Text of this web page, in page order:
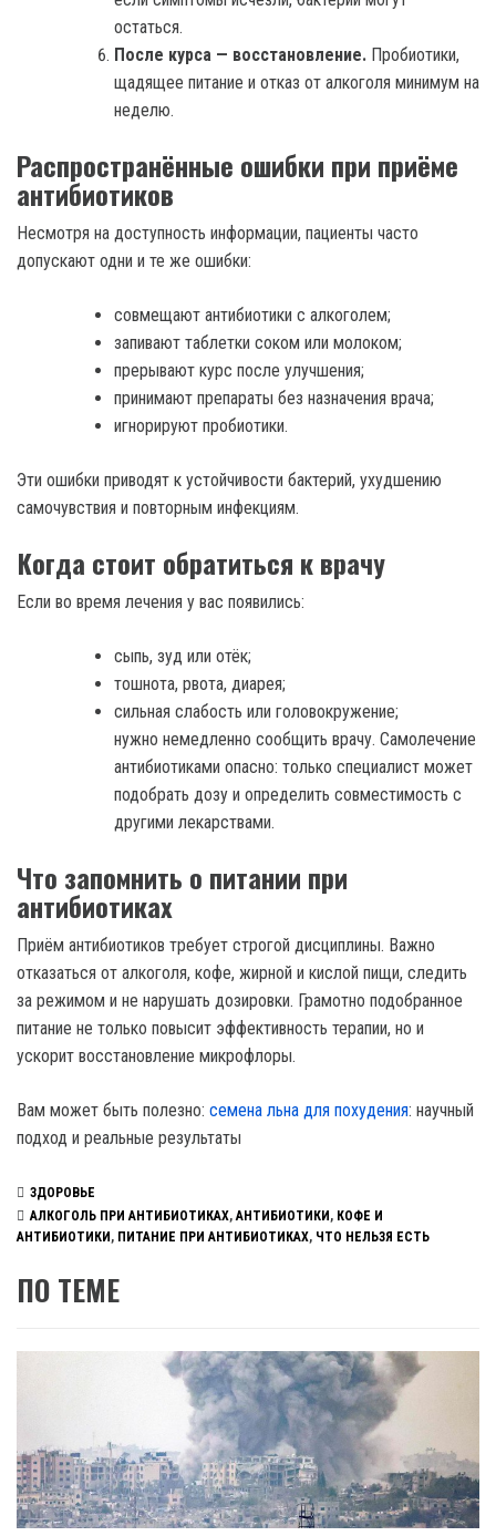
остаться.
После курса — восстановление. Пробиотики,
щадящее питание и отказ от алкоголя минимум на
неделю.
Распространённые ошибки при приёме
антибиотиков
Несмотря на доступность информации, пациенты часто
допускают одни и те же ошибки:
совмещают антибиотики с алкоголем;
запивают таблетки соком или молоком;
прерывают курс после улучшения;
принимают препараты без назначения врача;
игнорируют пробиотики.
Эти ошибки приводят к устойчивости бактерий, ухудшению
самочувствия и повторным инфекциям.
Когда стоит обратиться к врачу
Если во время лечения у вас появились:
сыпь, зуд или отёк;
тошнота, рвота, диарея;
сильная слабость или головокружение;
нужно немедленно сообщить врачу. Самолечение
антибиотиками опасно: только специалист может
подобрать дозу и определить совместимость с
другими лекарствами.
Что запомнить о питании при
антибиотиках
Приём антибиотиков требует строгой дисциплины. Важно
отказаться от алкоголя, кофе, жирной и кислой пищи, следить
за режимом и не нарушать дозировки. Грамотно подобранное
питание не только повысит эффективность терапии, но и
ускорит восстановление микрофлоры.
Вам может быть полезно: семена льна для похудения: научный
подход и реальные результаты
ЗДОРОВЬЕ
АЛКОГОЛЬ ПРИ АНТИБИОТИКАХ, АНТИБИОТИКИ, КОФЕ И
АНТИБИОТИКИ , ПИТАНИЕ ПРИ АНТИБИОТИКАХ, ЧТО НЕЛЬЗЯ ЕСТЬ
ПО ТЕМЕ